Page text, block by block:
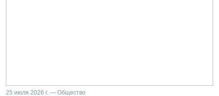
25 июля 2026 г. — Общество